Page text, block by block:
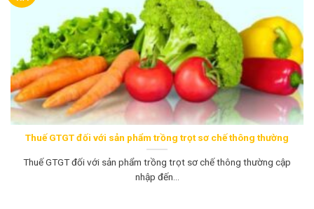
Thuế GTGT đối với sản phẩm trồng trọt sơ chế thông thường
Thuế GTGT đối với sản phẩm trồng trọt sơ chế thông thường cập
nhập đến...